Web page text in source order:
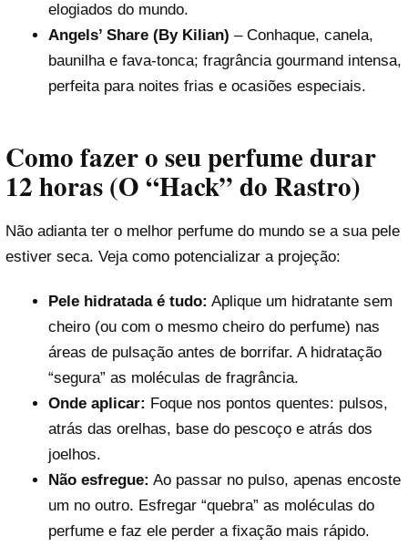
elogiados do mundo.
Angels’ Share (By Kilian) – Conhaque, canela,
baunilha e fava-tonca; fragrância gourmand intensa,
perfeita para noites frias e ocasiões especiais.
Como fazer o seu perfume durar
12 horas (O “Hack” do Rastro)
Não adianta ter o melhor perfume do mundo se a sua pele
estiver seca. Veja como potencializar a projeção:
Pele hidratada é tudo: Aplique um hidratante sem
cheiro (ou com o mesmo cheiro do perfume) nas
áreas de pulsação antes de borrifar. A hidratação
“segura” as moléculas de fragrância.
Onde aplicar: Foque nos pontos quentes: pulsos,
atrás das orelhas, base do pescoço e atrás dos
joelhos.
Não esfregue: Ao passar no pulso, apenas encoste
um no outro. Esfregar “quebra” as moléculas do
perfume e faz ele perder a fixação mais rápido.